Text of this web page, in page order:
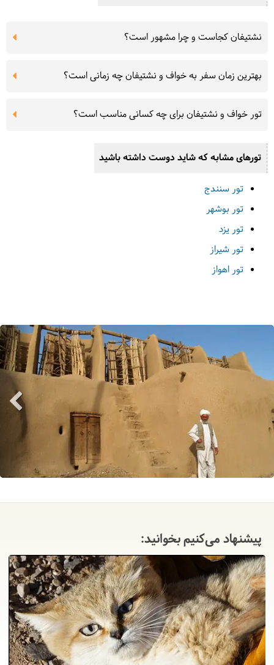
نشتیفان کجاست و چرا مشهور است؟
بهترین زمان سفر به خواف و نشتیفان چه زمانی است؟
تور خواف و نشتیفان برای چه کسانی مناسب است؟
تورهای مشابه که شاید دوست داشته باشید
تور سنندج
تور بوشهر
تور یزد
تور شیراز
تور اهواز
پیشنهاد می‌کنیم بخوانید: